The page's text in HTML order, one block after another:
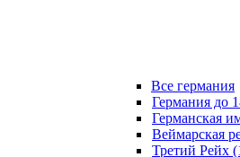
Все германия
Германия до
Германская
Веймарская
Третий Рейх